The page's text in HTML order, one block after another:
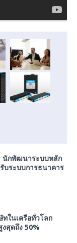
นักพัฒนาระบบหลัก
บระบบการธนาคาร
ในเครือทั่วโลก
สุดถึง 50%